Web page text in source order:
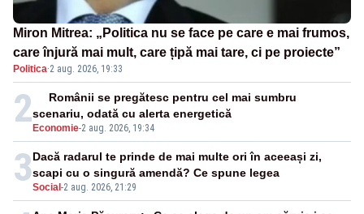
Miron Mitrea: „Politica nu se face pe care e mai frumos,
care înjură mai mult, care țipă mai tare, ci pe proiecte”
Politica·2 aug. 2026, 19:33
2 Economie-2 aug. 2026, 19:34
Românii se pregătesc pentru cel mai sumbru
scenariu, odată cu alerta energetică
3Social -2 aug. 2026, 21:29
Dacă radarul te prinde de mai multe ori în aceeași zi,
scapi cu o singură amendă? Ce spune legea